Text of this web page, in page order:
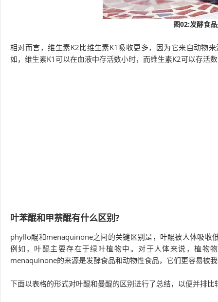
图02:发酵食
相对而言，维生素K2比维生素K1吸收更多，因为它来自动物
如，维生素K1可以在血液中存活数小时，而维生素K2可以存活
叶苯醌和甲萘醌有什么区别?
phyllo醌和menaquinone之间的关键区别是，叶醌被人体吸收
例如，叶醌主要存在于绿叶植物中。对于人体来说，植物
menaquinone的来源是发酵食品和动物性食品，它们更容易被
下面以表格的形式对叶醌和曼醌的区别进行了总结，以便并排比